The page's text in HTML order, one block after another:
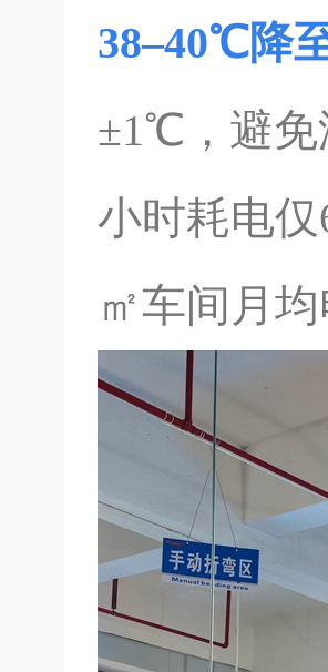
38–40℃降
±1℃，避免
小时耗电
㎡车间月